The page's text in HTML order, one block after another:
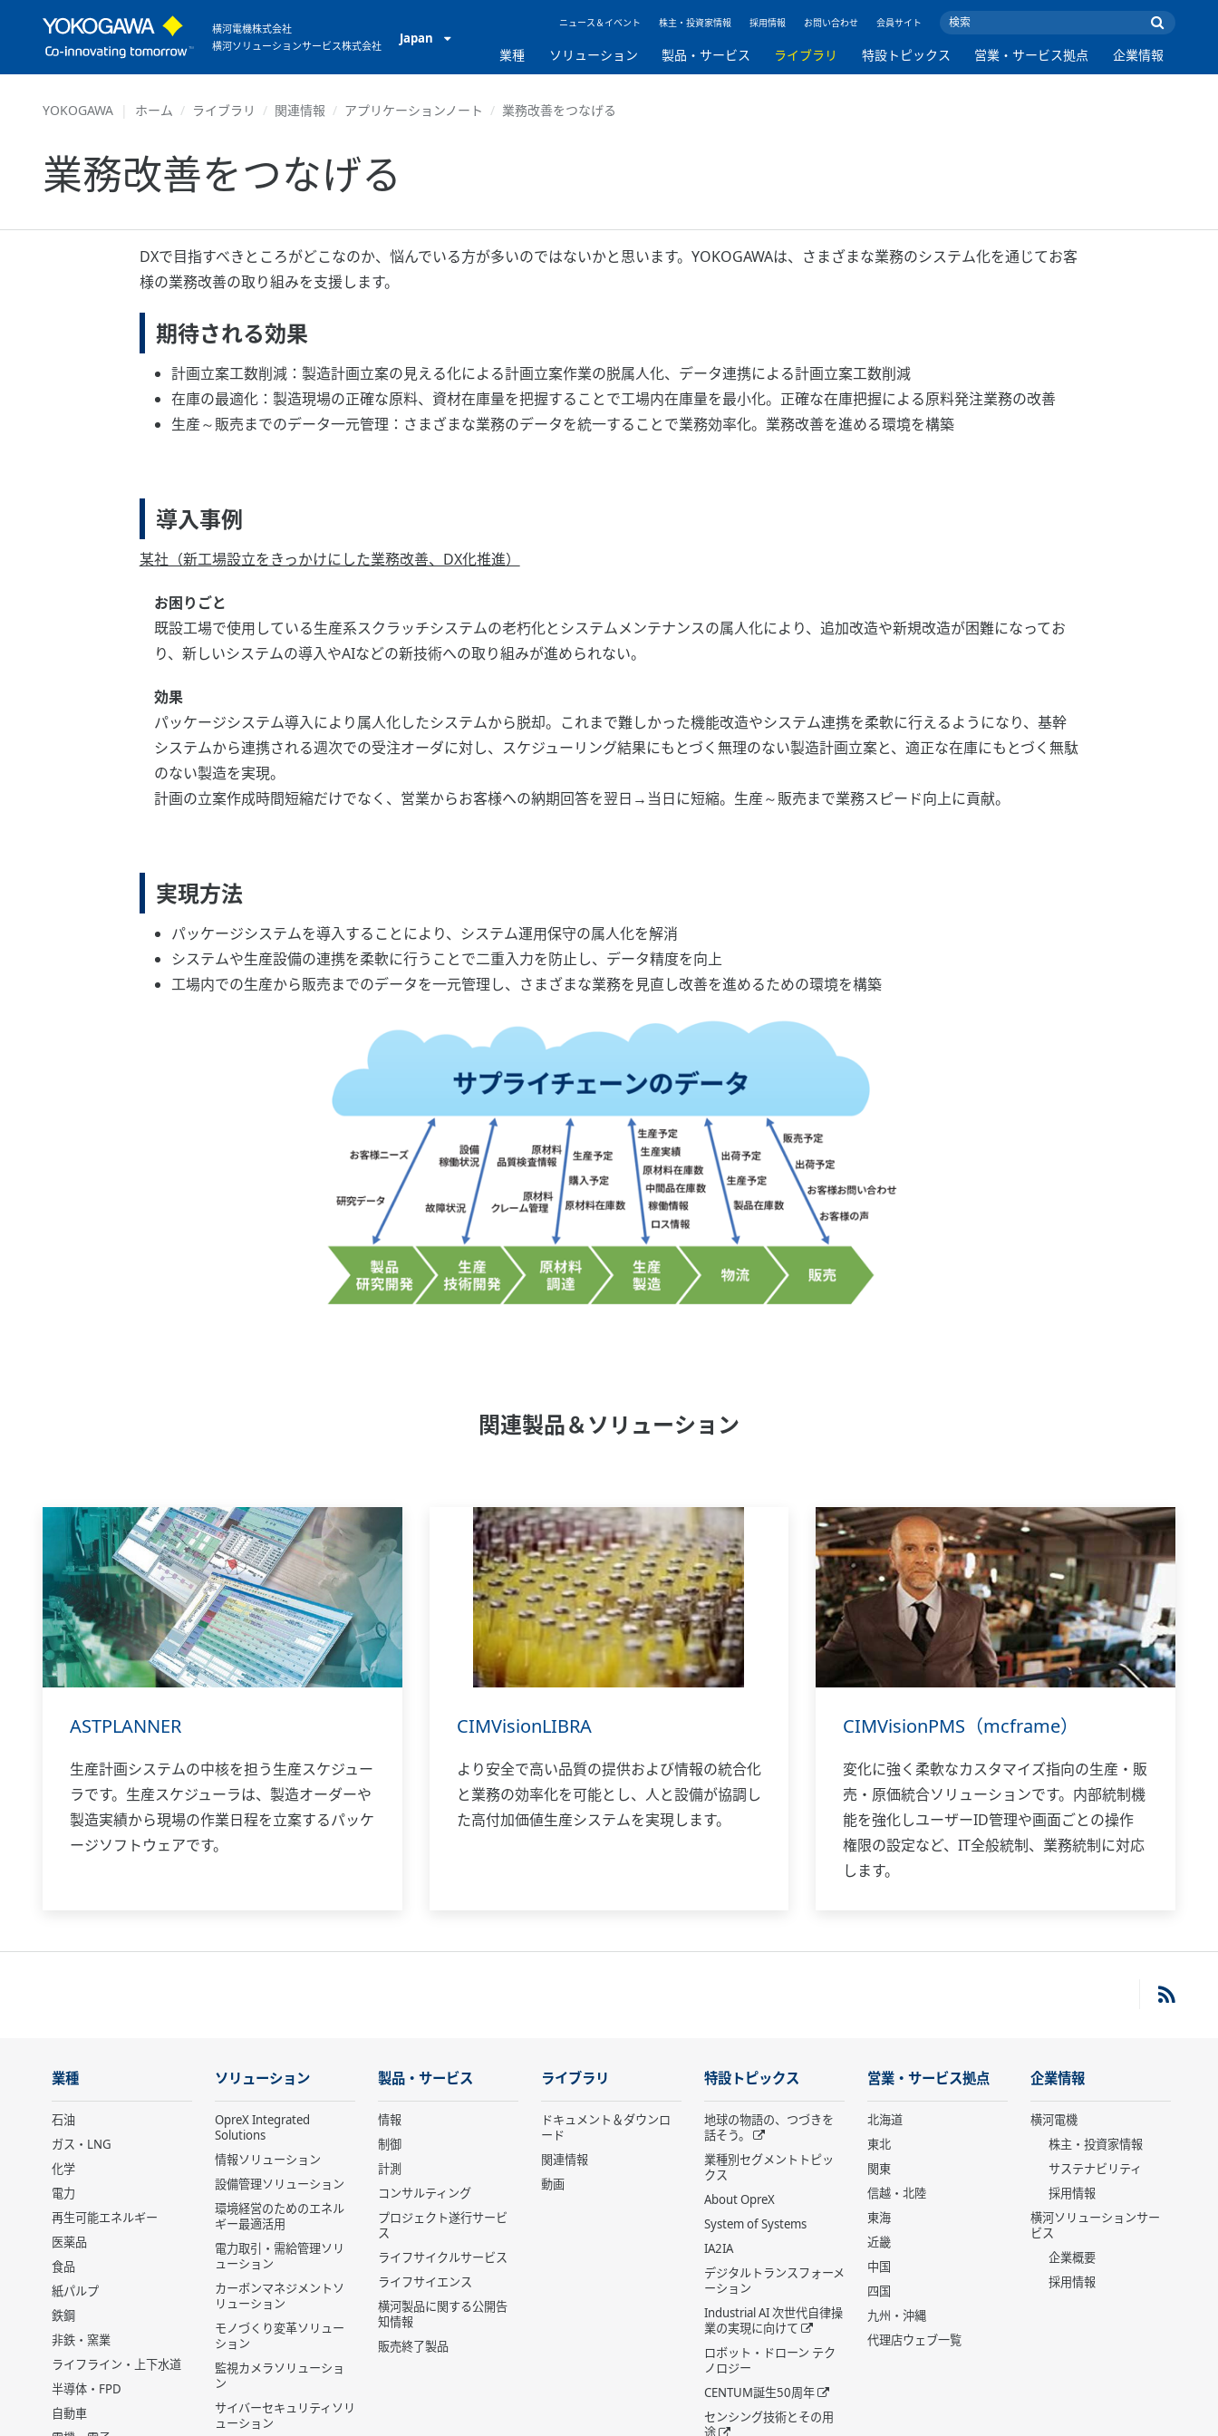
横河電機株式会社
横河ソリューションサービス株式会社
Japan
ニュース＆イベント 株主・投資家情報 採用情報 お問い合わせ 会員サイト
業種 ソリューション 製品・サービス ライブラリ 特設トピックス 営業・サービス拠点 企業情報
YOKOGAWA ホーム ライブラリ 関連情報 アプリケーションノート 業務改善をつなげる
業務改善をつなげる
DXで目指すべきところがどこなのか、悩んでいる方が多いのではないかと思います。YOKOGAWAは、さまざまな業務のシステム化を通じてお客
様の業務改善の取り組みを支援します。
期待される効果
計画立案工数削減：製造計画立案の見える化による計画立案作業の脱属人化、データ連携による計画立案工数削減
在庫の最適化：製造現場の正確な原料、資材在庫量を把握することで工場内在庫量を最小化。正確な在庫把握による原料発注業務の改善
生産～販売までのデータ一元管理：さまざまな業務のデータを統一することで業務効率化。業務改善を進める環境を構築
導入事例
某社（新工場設立をきっかけにした業務改善、DX化推進）
お困りごと
既設工場で使用している生産系スクラッチシステムの老朽化とシステムメンテナンスの属人化により、追加改造や新規改造が困難になってお
り、新しいシステムの導入やAIなどの新技術への取り組みが進められない。
効果
パッケージシステム導入により属人化したシステムから脱却。これまで難しかった機能改造やシステム連携を柔軟に行えるようになり、基幹
システムから連携される週次での受注オーダに対し、スケジューリング結果にもとづく無理のない製造計画立案と、適正な在庫にもとづく無駄
のない製造を実現。
計画の立案作成時間短縮だけでなく、営業からお客様への納期回答を翌日→当日に短縮。生産～販売まで業務スピード向上に貢献。
実現方法
パッケージシステムを導入することにより、システム運用保守の属人化を解消
システムや生産設備の連携を柔軟に行うことで二重入力を防止し、データ精度を向上
工場内での生産から販売までのデータを一元管理し、さまざまな業務を見直し改善を進めるための環境を構築
関連製品＆ソリューション
ASTPLANNER
生産計画システムの中核を担う生産スケジュー
ラです。生産スケジューラは、製造オーダーや
製造実績から現場の作業日程を立案するパッケ
ージソフトウェアです。
CIMVisionLIBRA
より安全で高い品質の提供および情報の統合化
と業務の効率化を可能とし、人と設備が協調し
た高付加価値生産システムを実現します。
CIMVisionPMS（mcframe）
変化に強く柔軟なカスタマイズ指向の生産・販
売・原価統合ソリューションです。内部統制機
能を強化しユーザーID管理や画面ごとの操作
権限の設定など、IT全般統制、業務統制に対応
します。
業種
石油
ガス・LNG
化学
電力
再生可能エネルギー
医薬品
食品
紙パルプ
鉄鋼
非鉄・窯業
ライフライン・上下水道
半導体・FPD
自動車
ソリューション
OpreX Integrated
Solutions
情報ソリューション
設備管理ソリューション
環境経営のためのエネル
ギー最適活用
電力取引・需給管理ソリ
ューション
カーボンマネジメントソ
リューション
モノづくり変革ソリュー
ション
監視カメラソリューショ
ン
サイバーセキュリティソリ
ューション
製品・サービス
情報
制御
計測
コンサルティング
プロジェクト遂行サービ
ス
ライフサイクルサービス
ライフサイエンス
横河製品に関する公開告
知情報
販売終了製品
ライブラリ
ドキュメント＆ダウンロ
ード
関連情報
動画
特設トピックス
地球の物語の、つづきを
話そう。
業種別セグメントトピッ
クス
About OpreX
System of Systems
IA2IA
デジタルトランスフォーメ
ーション
Industrial AI 次世代自律操
業の実現に向けて
ロボット・ドローン テク
ノロジー
CENTUM誕生50周年
センシング技術とその用
途
営業・サービス拠点
北海道
東北
関東
信越・北陸
東海
近畿
中国
四国
九州・沖縄
代理店ウェブ一覧
企業情報
横河電機
株主・投資家情報
サステナビリティ
採用情報
横河ソリューションサー
ビス
企業概要
採用情報